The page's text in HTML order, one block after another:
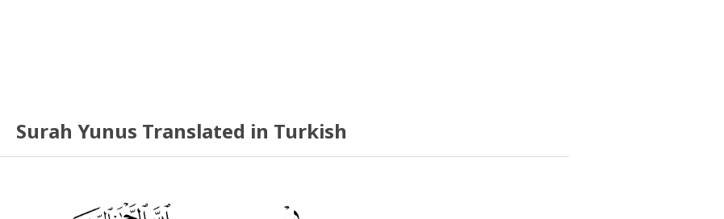
Surah Yunus Translated in Turkish